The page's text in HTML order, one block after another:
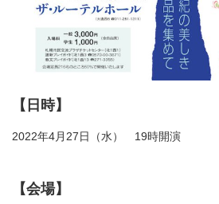
【日時】
2022年4月27日（水） 19時開演
【会場】